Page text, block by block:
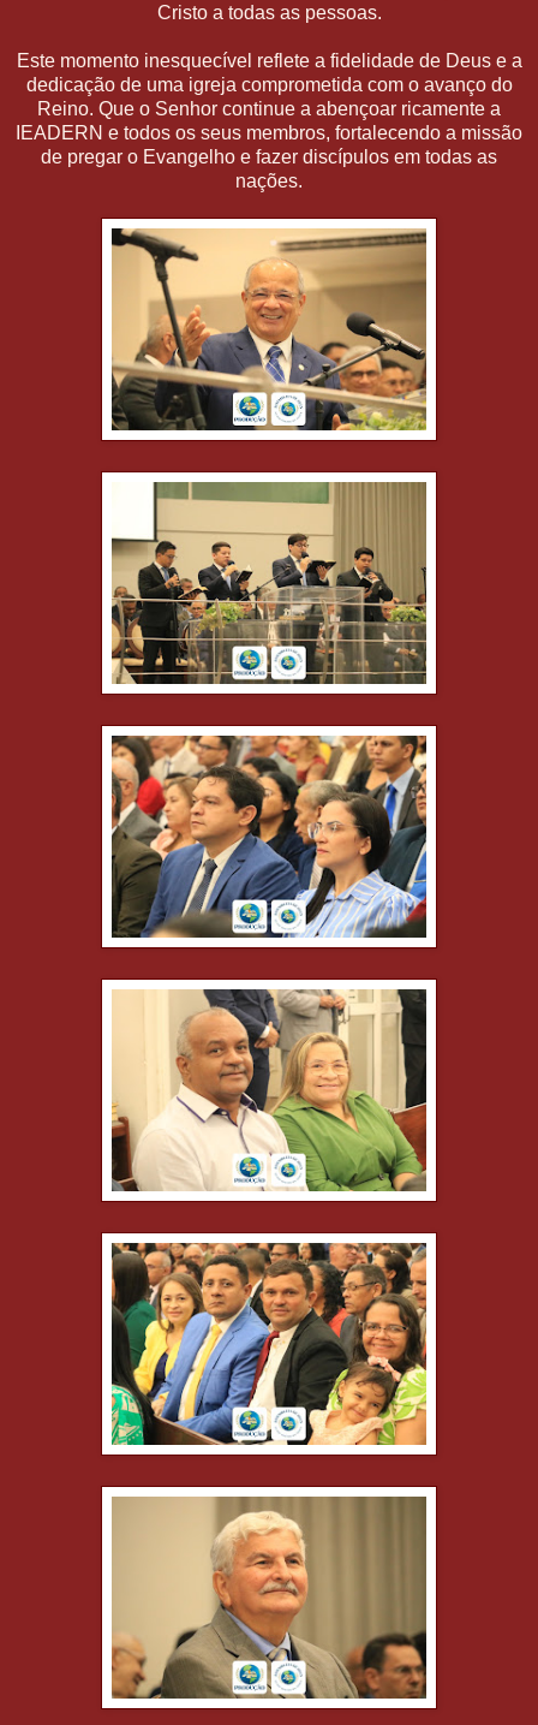
Cristo a todas as pessoas.
Este momento inesquecível reflete a fidelidade de Deus e a
dedicação de uma igreja comprometida com o avanço do
Reino. Que o Senhor continue a abençoar ricamente a
IEADERN e todos os seus membros, fortalecendo a missão
de pregar o Evangelho e fazer discípulos em todas as
nações.